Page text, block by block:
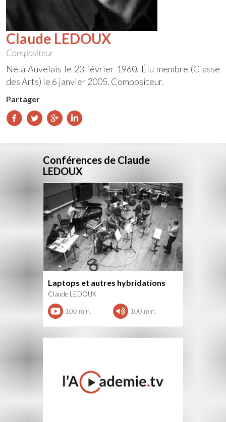
Claude LEDOUX
Compositeur
Né à Auvelais le 23 février 1960. Élu membre (Classe
des Arts) le 6 janvier 2005. Compositeur.
Partager
Partager
Facebook
Partager
Twitter
Partager
Google+
LinkedIn
Conférences de Claude
LEDOUX
Laptops et autres hybridations
Claude LEDOUX
100 min. 100 min.